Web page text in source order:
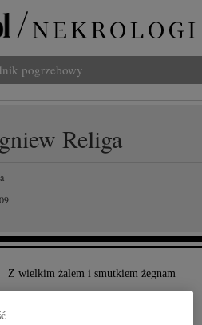
pogrzebowy
Religa
Z wielkim żalem i smutkiem żegnam